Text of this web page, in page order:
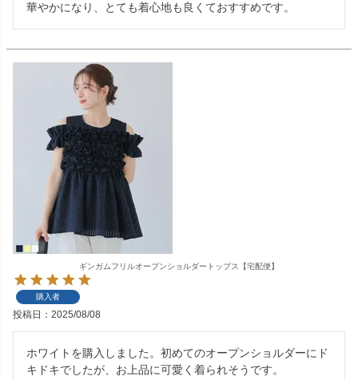
華やかになり、とても着心地も良くておすすめです。
ギンガムフリルオープンショルダートップス【宅配便】
購入者
投稿日 2025/08/08
ホワイトを購入しました。初めてのオープンショルダーにド
キドキでしたが、お上品に可愛く着られそうです。